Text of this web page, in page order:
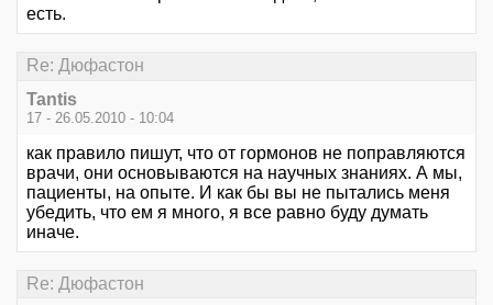
есть.
Re: Дюфастон
Tantis
17 - 26.05.2010 - 10:04
как правило пишут, что от гормонов не поправляются
врачи, они основываются на научных знаниях. А мы,
пациенты, на опыте. И как бы вы не пытались меня
убедить, что ем я много, я все равно буду думать
иначе.
Re: Дюфастон